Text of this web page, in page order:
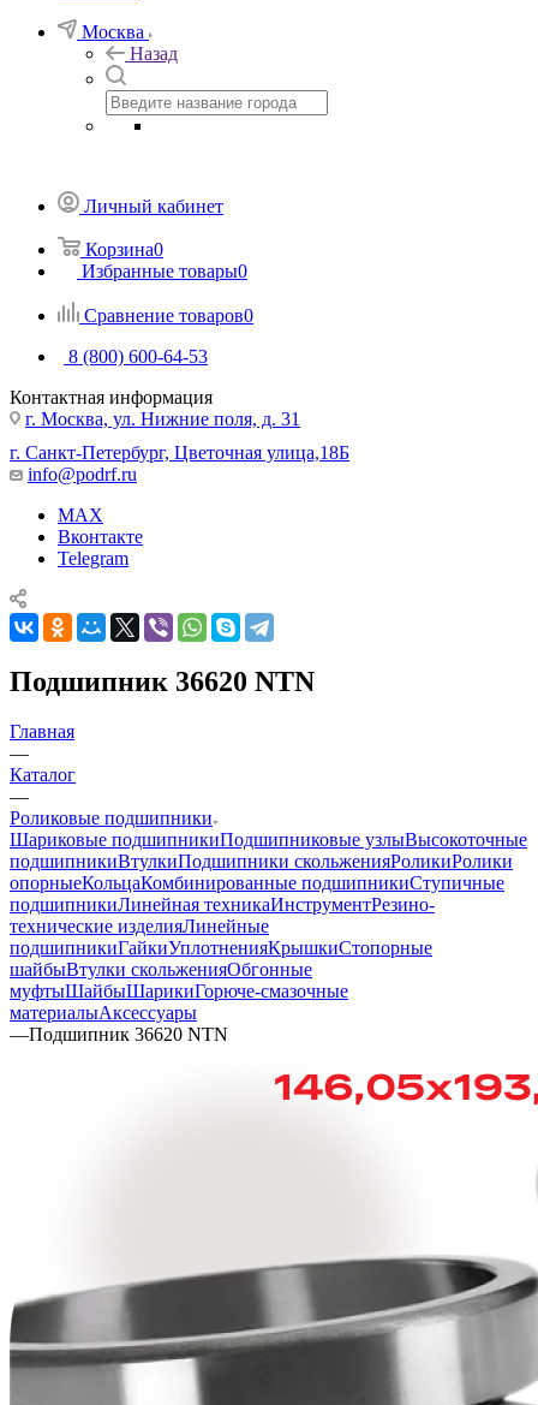
Москва
Назад
Личный кабинет
Корзина0
Избранные товары0
Сравнение товаров0
8 (800) 600-64-53
Контактная информация
г. Москва, ул. Нижние поля, д. 31
г. Санкт-Петербург, Цветочная улица,18Б
info@podrf.ru
MAX
Вконтакте
Telegram
Подшипник 36620 NTN
Главная
—
Каталог
—
Роликовые подшипники
Шариковые подшипникиПодшипниковые узлыВысокоточные
подшипникиВтулкиПодшипники скольженияРоликиРолики
опорныеКольцаКомбинированные подшипникиСтупичные
подшипникиЛинейная техникаИнструментРезино-
технические изделияЛинейные
подшипникиГайкиУплотненияКрышкиСтопорные
шайбыВтулки скольженияОбгонные
муфтыШайбыШарикиГорюче-смазочные
материалыАксессуары
—Подшипник 36620 NTN